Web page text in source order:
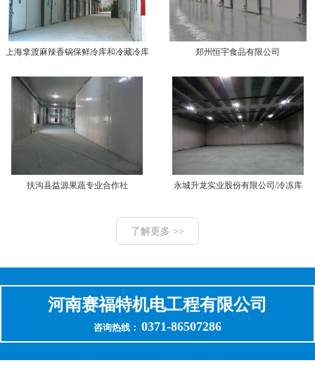
上海拿渡麻辣香锅保鲜冷库和冷藏冷库 郑州恒宇食品有限公司
扶沟县益源果蔬专业合作社 永城升龙实业股份有限公司/冷冻库
了解更多 >>
河南赛福特机电工程有限公司
咨询热线： 0371-86507286